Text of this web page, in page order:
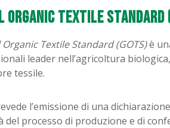
Organic Textile Standard
Textile Standard (GOTS)è
leader nell’agricoltura
tessile.
l’emissione di una
del processo di produzione e di